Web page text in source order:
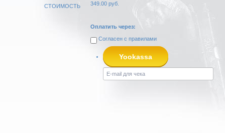
СТОИМОСТЬ 349.00 руб.
Оплатить через:
Согласен с правилами
Yookassa